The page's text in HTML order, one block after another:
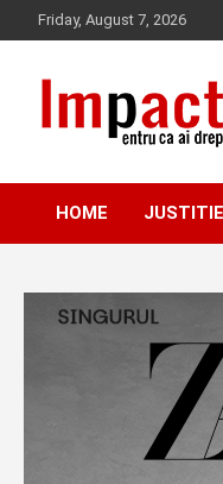
to
Friday, August 7, 2026
HOME JUSTITIE